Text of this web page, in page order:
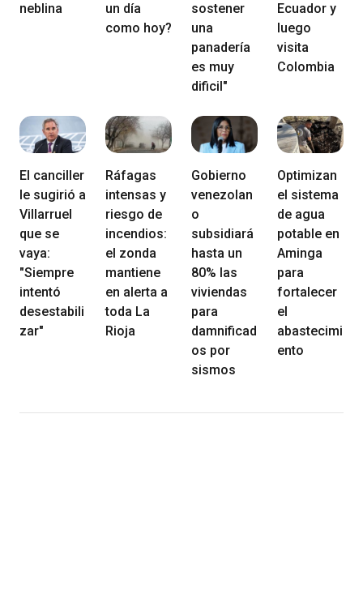
neblina
un día
como hoy?
sostener
una
panadería
es muy
dificil"
Ecuador y
luego
visita
Colombia
El canciller
le sugirió a
Villarruel
que se
vaya:
"Siempre
intentó
desestabili
zar"
Ráfagas
intensas y
riesgo de
incendios:
el zonda
mantiene
en alerta a
toda La
Rioja
Gobierno
venezolan
o
subsidiará
hasta un
80% las
viviendas
para
damnificad
os por
sismos
Optimizan
el sistema
de agua
potable en
Aminga
para
fortalecer
el
abastecimi
ento